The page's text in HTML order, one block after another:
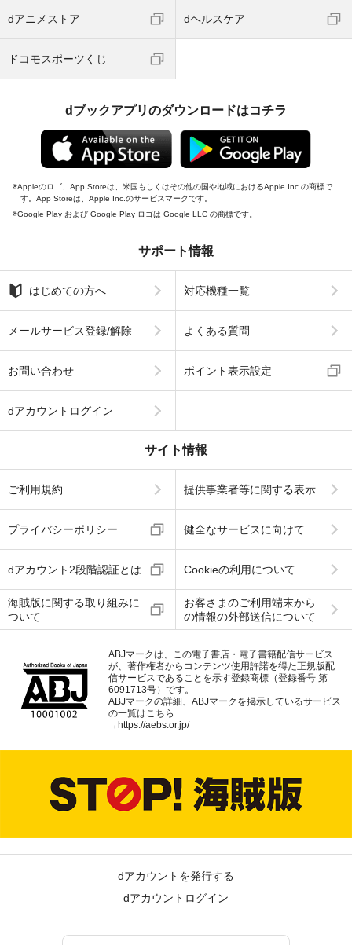
dアニメストア dヘルスケア
ドコモスポーツくじ
dブックアプリのダウンロードはコチラ
Appleのロゴ、App Storeは、米国もしくはその他の国や地域におけるApple Inc.の商標で
す。App Storeは、Apple Inc.のサービスマークです。
Google Play および Google Play ロゴは Google LLC の商標です。
サポート情報
はじめての方へ 対応機種一覧
メールサービス登録/解除 よくある質問
お問い合わせ ポイント表示設定
dアカウントログイン
サイト情報
ご利用規約 提供事業者等に関する表示
プライバシーポリシー 健全なサービスに向けて
dアカウント2段階認証とは Cookieの利用について
海賊版に関する取り組みに
ついて
お客さまのご利用端末から
の情報の外部送信について
ABJマークは、この電子書店・電子書籍配信サービス
が、著作権者からコンテンツ使用許諾を得た正規版配
信サービスであることを示す登録商標（登録番号 第
6091713号）です。
ABJマークの詳細、ABJマークを掲示しているサービス
の一覧はこちら
→ https://aebs.or.jp/
dアカウントを発行する
dアカウントログイン